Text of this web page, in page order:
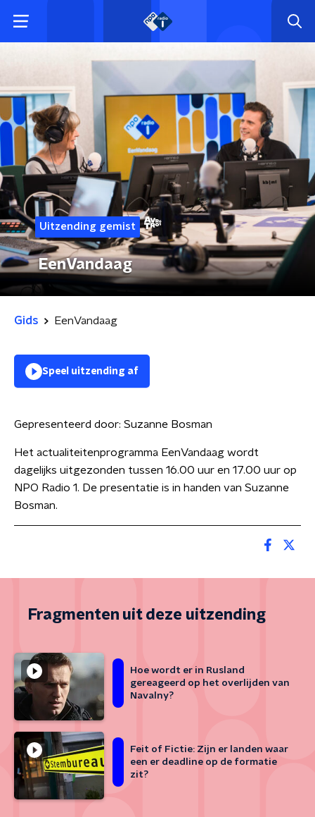
Uitzending gemist
EenVandaag
Gids EenVandaag
Speel uitzending af
Gepresenteerd door: Suzanne Bosman
Het actualiteitenprogramma EenVandaag wordt
dagelijks uitgezonden tussen 16.00 uur en 17.00 uur op
NPO Radio 1. De presentatie is in handen van Suzanne
Bosman.
Fragmenten uit deze uitzending
Hoe wordt er in Rusland
gereageerd op het overlijden van
Navalny?
Feit of Fictie: Zijn er landen waar
een er deadline op de formatie
zit?